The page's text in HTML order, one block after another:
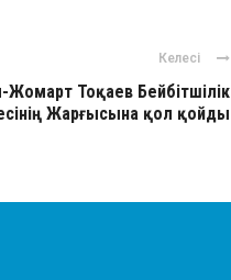
Келесі
Тоқаев Бейбітшілік
Жарғысына қол қойды